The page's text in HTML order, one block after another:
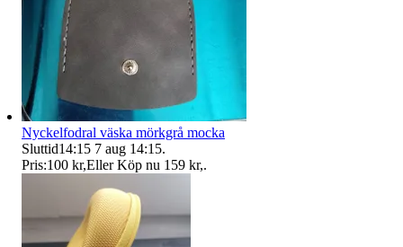
Nyckelfodral väska mörkgrå mocka
Sluttid14:15 7 aug 14:15.
Pris:100 kr,Eller Köp nu 159 kr,.